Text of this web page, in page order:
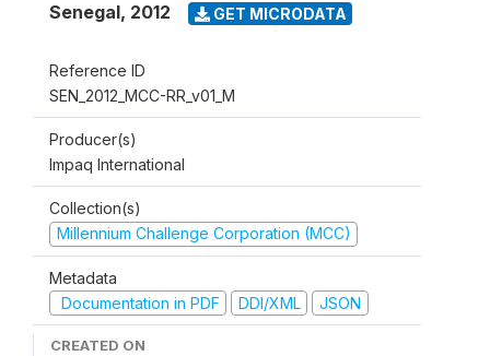
Senegal, 2012 GET MICRODATA
Reference ID
SEN_2012_MCC-RR_v01_M
Producer(s)
Impaq International
Collection(s)
Millennium Challenge Corporation (MCC)
Metadata
Documentation in PDF
DDI/XML JSON
CREATED ON